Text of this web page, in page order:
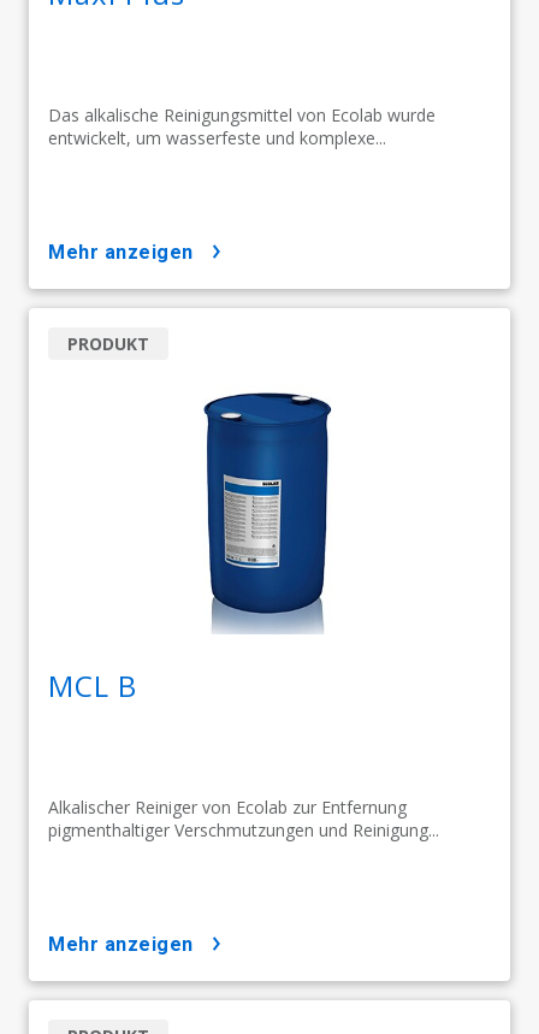
Das alkalische Reinigungsmittel von Ecolab wurde
entwickelt, um wasserfeste und komplexe...
mehr anzeigen
MCL B
Alkalischer Reiniger von Ecolab zur Entfernung
pigmenthaltiger Verschmutzungen und Reinigung...
PRODUKT
mehr anzeigen